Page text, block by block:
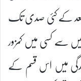
کے کئی صدی تک
سے کسی میں کمزور
میں اس قسم کے